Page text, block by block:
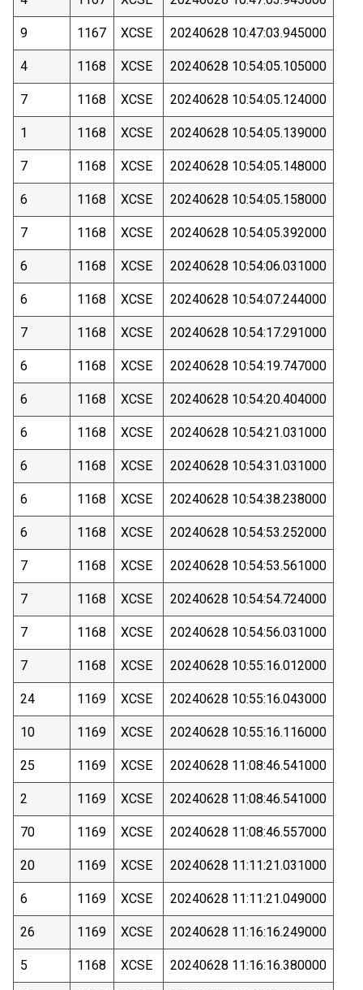
9 1167 XCSE 20240628 10:47:03.945000
4 1168 XCSE 20240628 10:54:05.105000
7 1168 XCSE 20240628 10:54:05.124000
1 1168 XCSE 20240628 10:54:05.139000
7 1168 XCSE 20240628 10:54:05.148000
6 1168 XCSE 20240628 10:54:05.158000
7 1168 XCSE 20240628 10:54:05.392000
6 1168 XCSE 20240628 10:54:06.031000
6 1168 XCSE 20240628 10:54:07.244000
7 1168 XCSE 20240628 10:54:17.291000
6 1168 XCSE 20240628 10:54:19.747000
6 1168 XCSE 20240628 10:54:20.404000
6 1168 XCSE 20240628 10:54:21.031000
6 1168 XCSE 20240628 10:54:31.031000
6 1168 XCSE 20240628 10:54:38.238000
6 1168 XCSE 20240628 10:54:53.252000
7 1168 XCSE 20240628 10:54:53.561000
7 1168 XCSE 20240628 10:54:54.724000
7 1168 XCSE 20240628 10:54:56.031000
7 1168 XCSE 20240628 10:55:16.012000
24 1169 XCSE 20240628 10:55:16.043000
10 1169 XCSE 20240628 10:55:16.116000
25 1169 XCSE 20240628 11:08:46.541000
2 1169 XCSE 20240628 11:08:46.541000
70 1169 XCSE 20240628 11:08:46.557000
20 1169 XCSE 20240628 11:11:21.031000
6 1169 XCSE 20240628 11:11:21.049000
26 1169 XCSE 20240628 11:16:16.249000
5 1168 XCSE 20240628 11:16:16.380000